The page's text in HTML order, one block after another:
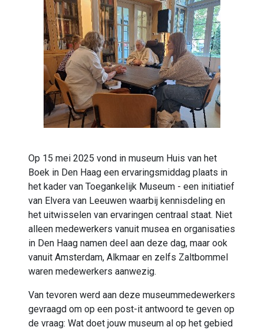
Op 15 mei 2025 vond in museum Huis van het
Boek in Den Haag een ervaringsmiddag plaats in
het kader van Toegankelijk Museum - een initiatief
van Elvera van Leeuwen waarbij kennisdeling en
het uitwisselen van ervaringen centraal staat. Niet
alleen medewerkers vanuit musea en organisaties
in Den Haag namen deel aan deze dag, maar ook
vanuit Amsterdam, Alkmaar en zelfs Zaltbommel
waren medewerkers aanwezig.
Van tevoren werd aan deze museummedewerkers
gevraagd om op een post-it antwoord te geven op
de vraag: Wat doet jouw museum al op het gebied